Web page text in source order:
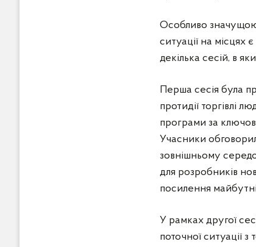
Особливо значущою
ситуації на місцях
декілька сесій, в
Перша сесія була
протидії торгівлі
програми за
Учасники
зовнішньому
для розробників
посилення
У рамках другої
поточної ситуації